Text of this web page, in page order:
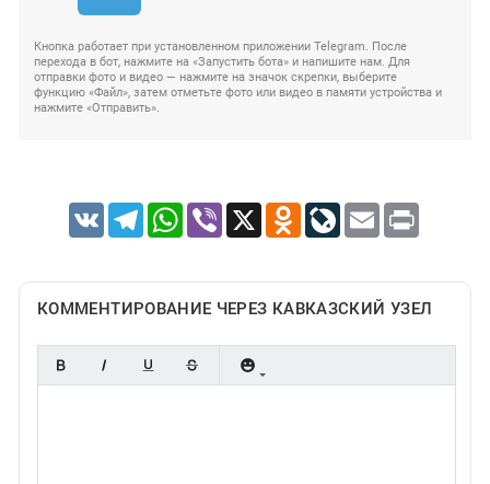
Кнопка работает при установленном приложении Telegram. После
перехода в бот, нажмите на «Запустить бота» и напишите нам. Для
отправки фото и видео — нажмите на значок скрепки, выберите
функцию «Файл», затем отметьте фото или видео в памяти устройства и
нажмите «Отправить».
VK TelegramWhatsApp
Viber X Odnoklassniki
LiveJournal
Email Print
КОММЕНТИРОВАНИЕ ЧЕРЕЗ КАВКАЗСКИЙ УЗЕЛ